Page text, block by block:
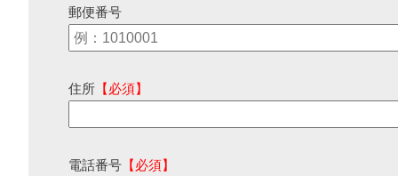
郵便番号
住所 【必須】
電話番号 【必須】